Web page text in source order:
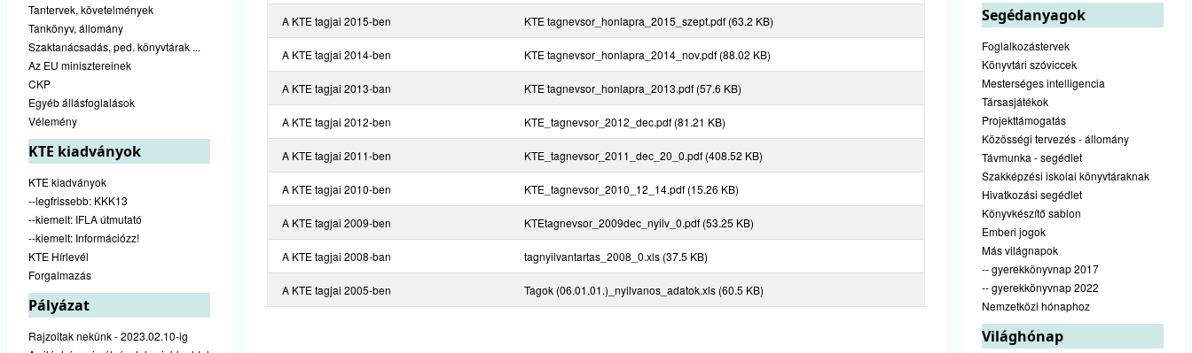
Tantervek, követelmények
Tankönyv, állomány
Szaktanácsadás, ped. könyvtárak ...
Az EU minisztereinek
CKP
Egyéb állásfoglalások
Vélemény
KTE kiadványok
KTE kiadványok
--legfrissebb: KKK13
--kiemelt: IFLA útmutató
--kiemelt: Információzz!
KTE Hírlevél
Forgalmazás
Pályázat
Rajzoltak nekünk - 2023.02.10-ig
A KTE tagjai 2015-ben KTE tagnevsor_honlapra_2015_szept.pdf (63.2 KB)
A KTE tagjai 2014-ben KTE tagnevsor_honlapra_2014_nov.pdf (88.02 KB)
A KTE tagjai 2013-ban KTE tagnevsor_honlapra_2013.pdf (57.6 KB)
A KTE tagjai 2012-ben KTE_tagnevsor_2012_dec.pdf (81.21 KB)
A KTE tagjai 2011-ben KTE_tagnevsor_2011_dec_20_0.pdf (408.52 KB)
A KTE tagjai 2010-ben KTE_tagnevsor_2010_12_14.pdf (15.26 KB)
A KTE tagjai 2009-ben KTEtagnevsor_2009dec_nyilv_0.pdf (53.25 KB)
A KTE tagjai 2008-ban tagnyilvantartas_2008_0.xls (37.5 KB)
A KTE tagjai 2005-ben Tagok (06.01.01.)_nyilvanos_adatok.xls (60.5 KB)
Segédanyagok
Foglalkozástervek
Könyvtári szóviccek
Mesterséges intelligencia
Társasjátékok
Projekttámogatás
Közösségi tervezés - állomány
Távmunka - segédlet
Szakképzési iskolai könyvtáraknak
Hivatkozási segédlet
Könyvkészítő sablon
Emberi jogok
Más világnapok
-- gyerekkönyvnap 2017
-- gyerekkönyvnap 2022
Nemzetközi hónaphoz
Világhónap